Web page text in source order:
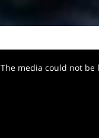
The media could not